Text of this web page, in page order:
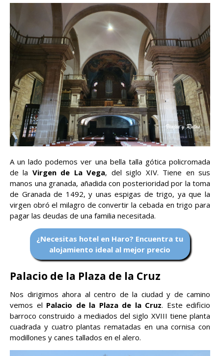
A un lado podemos ver una bella talla gótica policromada
de la Virgen de La Vega, del siglo XIV. Tiene en sus
manos una granada, añadida con posterioridad por la toma
de Granada de 1492, y unas espigas de trigo, ya que la
virgen obró el milagro de convertir la cebada en trigo para
pagar las deudas de una familia necesitada.
¿Necesitas hotel en Haro? Encuentra tu
alojamiento ideal al mejor precio
Palacio de la Plaza de la Cruz
Nos dirigimos ahora al centro de la ciudad y de camino
vemos el Palacio de la Plaza de la Cruz. Este edificio
barroco construido a mediados del siglo XVIII tiene planta
cuadrada y cuatro plantas rematadas en una cornisa con
modillones y canes tallados en el alero.